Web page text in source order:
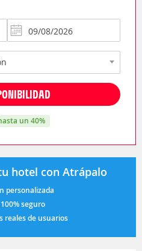
un 40%
hotel con Atrápalo
personalizada
seguro
reales de usuarios